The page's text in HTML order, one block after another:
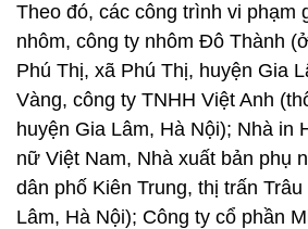
Theo đó, các công trình vi phạm
nhôm, công ty nhôm Đô Thành
Phú Thị, xã Phú Thị, huyện Gia
Vàng, công ty TNHH Việt Anh
huyện Gia Lâm, Hà Nội); Nhà in
nữ Việt Nam, Nhà xuất bản phụ
dân phố Kiên Trung, thị trấn
Lâm, Hà Nội); Công ty cổ phần